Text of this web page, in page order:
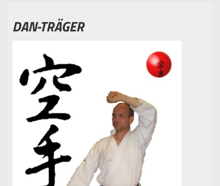
Fußball
Turnen
Fitness und Gesundheitssport
Freizeitsport
Kontaktformular
DAN-TRÄGER